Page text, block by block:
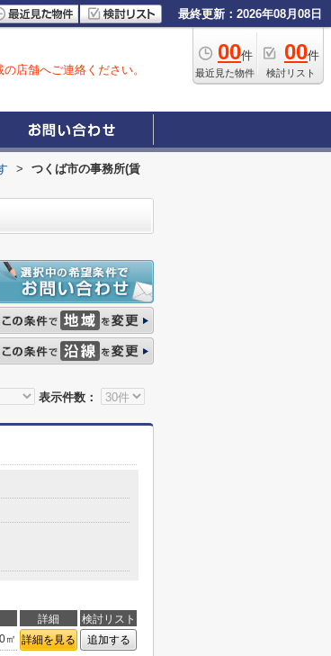
最終更新：2026年08月08日
00件
最近見た物件
00件
検討リスト
店舗へご連絡ください。
>
つくば市の事務所(賃
表示件数：
詳細
検討リスト
㎡ 詳細を見る 追加する